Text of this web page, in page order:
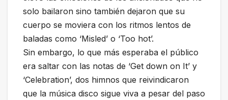
solo bailaron sino también dejaron que su
cuerpo se moviera con los ritmos lentos de
baladas como ‘Misled’ o ‘Too hot’.
Sin embargo, lo que más esperaba el público
era saltar con las notas de ‘Get down on It’ y
‘Celebration’, dos himnos que reivindicaron
que la música disco sigue viva a pesar del paso